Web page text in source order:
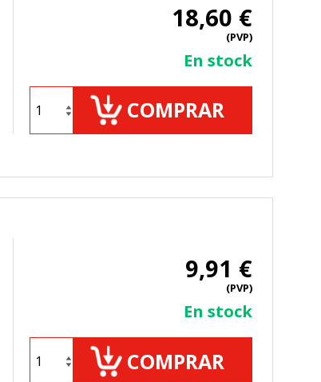
18,60 €
(PVP)
En stock
COMPRAR
9,91 €
(PVP)
En stock
COMPRAR
Puede configurar su
no almacenan ninguna
la información que recogen
utilizadas por esas
directamente información